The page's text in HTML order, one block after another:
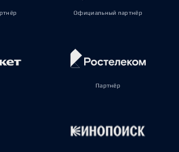
Официальный партнёр
Партнёр